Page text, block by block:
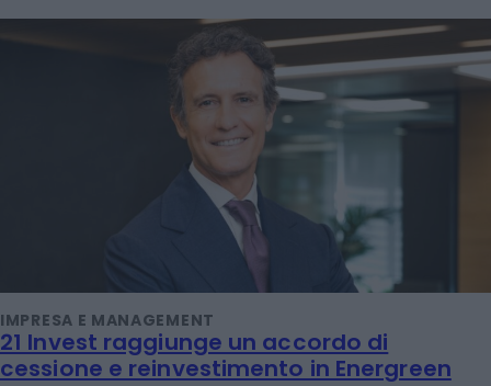
IMPRESA E MANAGEMENT
21 Invest raggiunge un accordo di
cessione e reinvestimento in Energreen